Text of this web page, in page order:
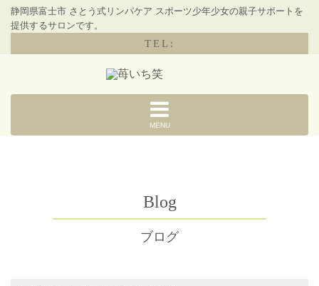
静岡県富士市 さとう式リンパケア スポーツ少年少女の親子サポートを
提供するサロンです。
TEL:
MENU
Blog
ブログ